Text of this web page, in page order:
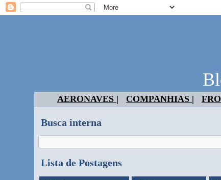
AERONAVES | COMPANHIAS |
Busca interna
Lista de Postagens